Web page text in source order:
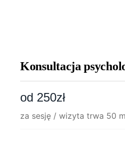
Konsultacja
od 250zł
za sesję / wizyta trwa 50